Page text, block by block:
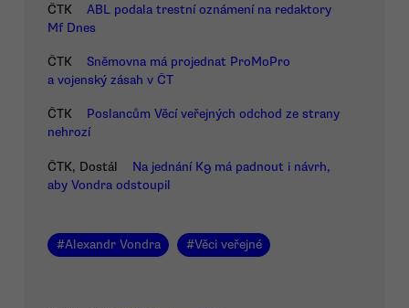
ČTK
ABL podala trestní oznámení na redaktory
Mf Dnes
ČTK
Sněmovna má projednat ProMoPro
a vojenský zásah v ČT
ČTK
Poslancům Věcí veřejných odchod ze strany
nehrozí
ČTK, Dostál
Na jednání K9 má padnout i návrh,
aby Vondra odstoupil
#Alexandr Vondra #Věci veřejné